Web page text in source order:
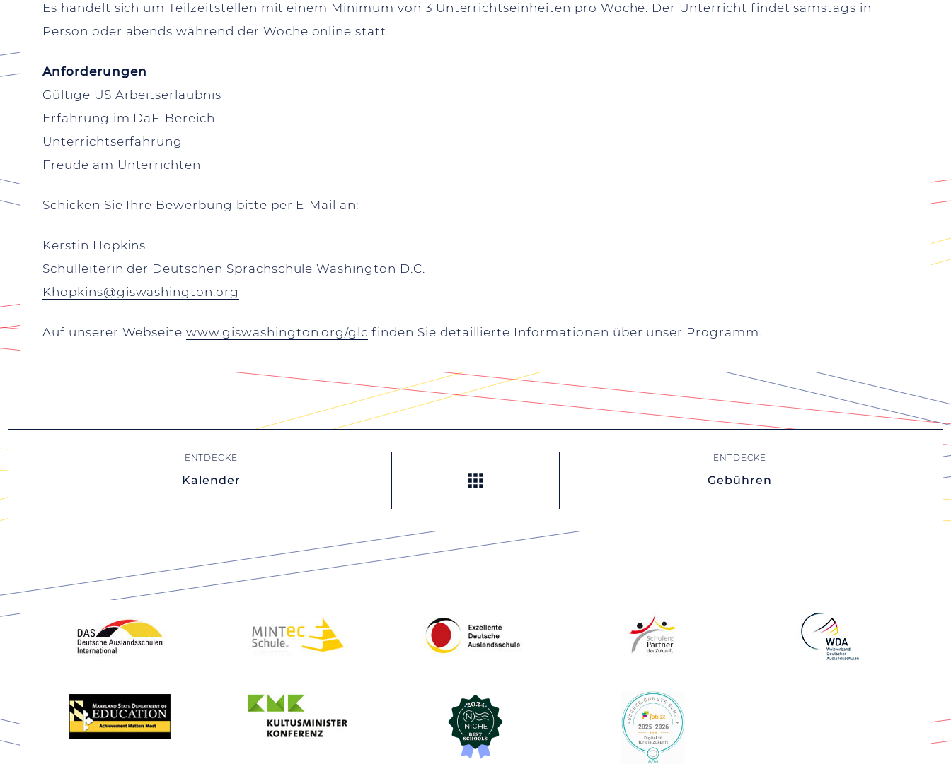
Es handelt sich um Teilzeitstellen mit einem Minimum von 3 Unterrichtseinheiten pro Woche. Der Unterricht findet samstags in
Person oder abends während der Woche online statt.
Anforderungen
Gültige US Arbeitserlaubnis
Erfahrung im DaF-Bereich
Unterrichtserfahrung
Freude am Unterrichten
Schicken Sie Ihre Bewerbung bitte per E-Mail an:
Kerstin Hopkins
Schulleiterin der Deutschen Sprachschule Washington D.C.
Khopkins@giswashington.org
Auf unserer Webseitewww.giswashington.org/glc finden Sie detaillierte Informationen über unser Programm.
Kalender Gebühren